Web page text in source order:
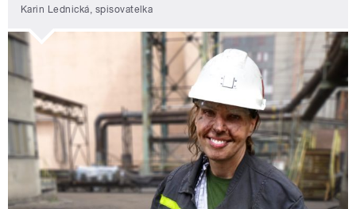
Karin Lednická, spisovatelka